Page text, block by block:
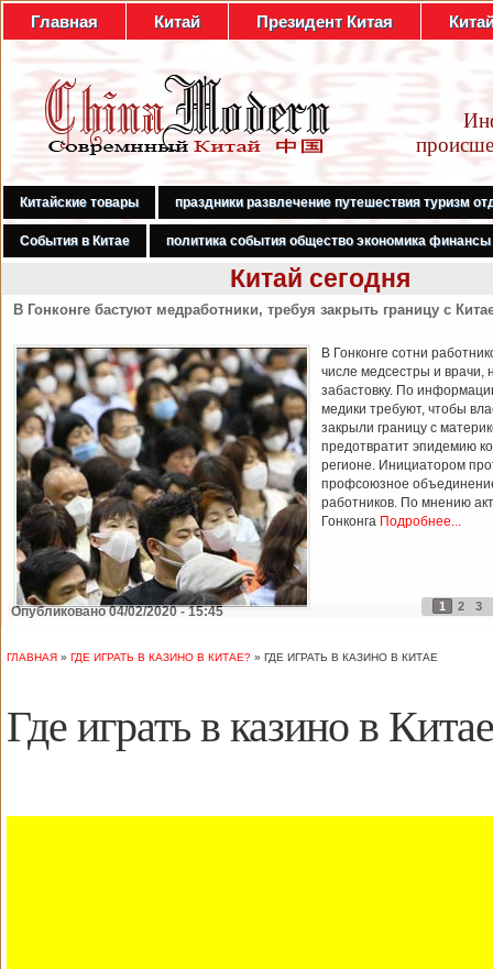
Главная Китай Президент Китая
Китайские товары праздники развлечение путешествия туризм
События в Китае политика события общество экономика финансы
Китай сегодня
В Гонконге бастуют медработники, требуя закрыть границу с
В Гонконге сотни
числе медсестры и врачи,
забастовку. По
медики требуют, чтобы
закрыли границу с
предотвратит эпидемию
регионе. Инициатором
профсоюзное
работников. По мнению
Гонконга Подробнее...
Опубликовано 04/02/2020 - 15:45 1 2 3
ГЛАВНАЯ » ГДЕ ИГРАТЬ В КАЗИНО В КИТАЕ? » ГДЕ ИГРАТЬ В КАЗИНО В КИТАЕ
Где играть в казино в Китае